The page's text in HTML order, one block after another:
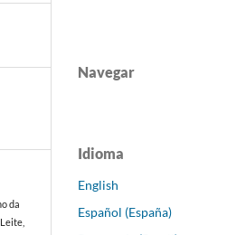
da
Navegar
Idioma
English
Español (España)